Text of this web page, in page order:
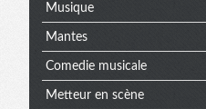
Musique
Mantes
Comedie musicale
Metteur en scène